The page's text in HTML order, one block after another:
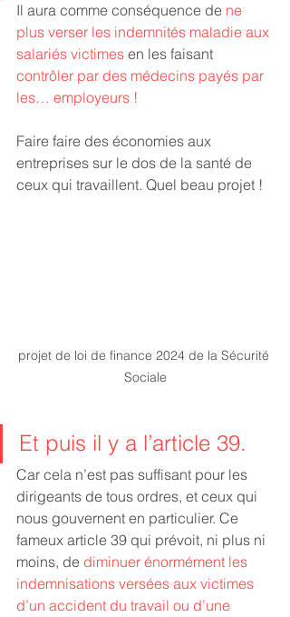
Il aura comme conséquence de ne
plus verser les indemnités maladie aux
salariés victimes en les faisant
contrôler par des médecins payés par
les… employeurs !
Faire faire des économies aux
entreprises sur le dos de la santé de
ceux qui travaillent. Quel beau projet !
projet de loi de finance 2024 de la Sécurité
Sociale
Et puis il y a l’article 39.
Car cela n’est pas suffisant pour les
dirigeants de tous ordres, et ceux qui
nous gouvernent en particulier. Ce
fameux article 39 qui prévoit, ni plus ni
moins, de diminuer énormément les
indemnisations versées aux victimes
d’un accident du travail ou d’une